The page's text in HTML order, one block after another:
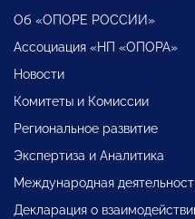
Об «ОПОРЕ РОССИИ»
Ассоциация «НП «ОПОРА»
Новости
Комитеты и Комиссии
Региональное развитие
Экспертиза и Аналитика
Международная
Декларация о